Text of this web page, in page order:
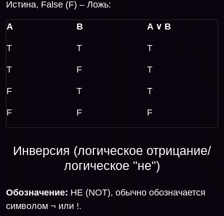
Истина, False (F) – Ложь:
А B A ∨ B
T T T
T F T
F T T
F F F
Инверсия (логическое отрицание/
логическое "не")
Обозначение: НЕ (NOT), обычно обозначается
символом ¬ или !.